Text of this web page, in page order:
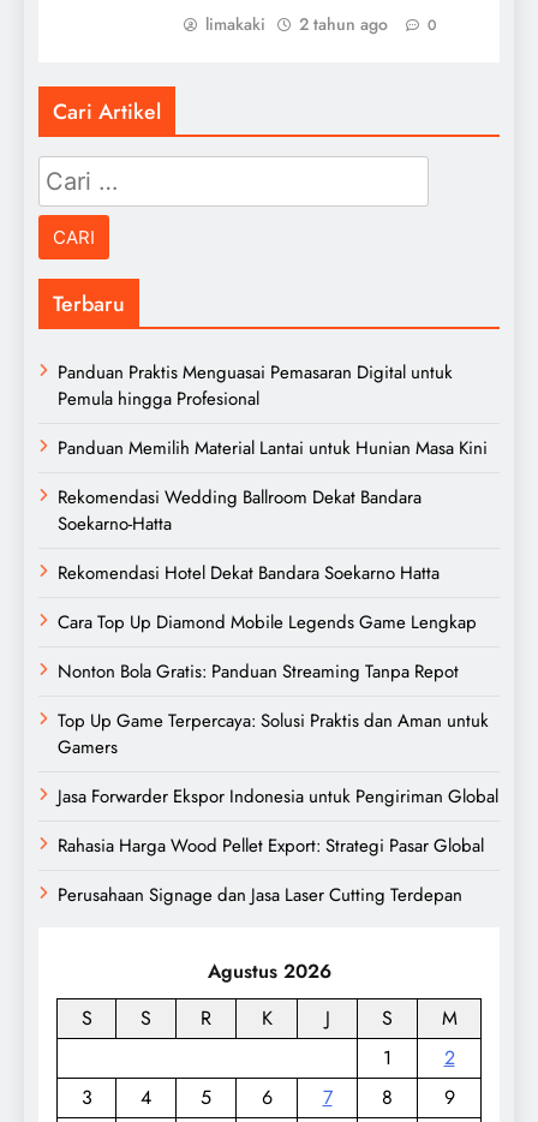
limakaki 2 tahun ago 0
Cari Artikel
Cari
untuk:
Terbaru
Panduan Praktis Menguasai Pemasaran Digital untuk
Pemula hingga Profesional
Panduan Memilih Material Lantai untuk Hunian Masa Kini
Rekomendasi Wedding Ballroom Dekat Bandara
Soekarno-Hatta
Rekomendasi Hotel Dekat Bandara Soekarno Hatta
Cara Top Up Diamond Mobile Legends Game Lengkap
Nonton Bola Gratis: Panduan Streaming Tanpa Repot
Top Up Game Terpercaya: Solusi Praktis dan Aman untuk
Gamers
Jasa Forwarder Ekspor Indonesia untuk Pengiriman Global
Rahasia Harga Wood Pellet Export: Strategi Pasar Global
Perusahaan Signage dan Jasa Laser Cutting Terdepan
Agustus 2026
S
S R K J S
M
1
2
3
4 5 6 7 8
9